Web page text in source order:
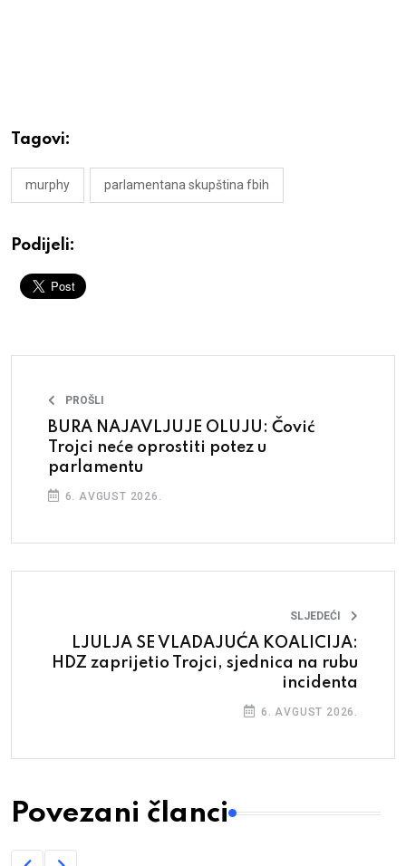
Tagovi:
murphy parlamentana skupština fbih
Podijeli:
PROŠLI
BURA NAJAVLJUJE OLUJU: Čović
Trojci neće oprostiti potez u
parlamentu
6. AVGUST 2026.
SLJEDEĆI
LJULJA SE VLADAJUĆA KOALICIJA:
HDZ zaprijetio Trojci, sjednica na rubu
incidenta
6. AVGUST 2026.
Povezani članci